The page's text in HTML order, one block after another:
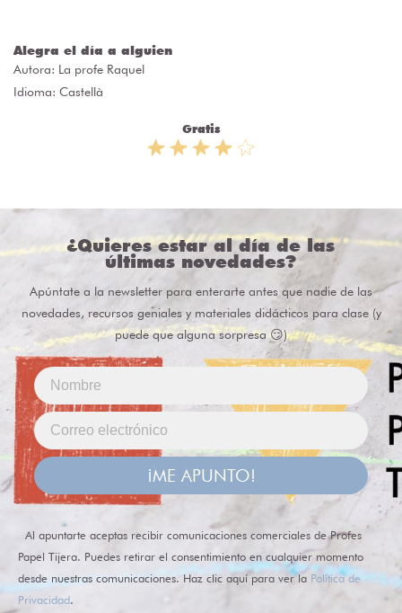
Alegra el día a alguien
Autora: La profe Raquel
Idioma: Castellà
Gratis
¿Quieres estar al día de las
últimas novedades?
Apúntate a la newsletter para enterarte antes que nadie de las
novedades, recursos geniales y materiales didácticos para clase (y
puede que alguna sorpresa 😏)
¡ME APUNTO!
Al apuntarte aceptas recibir comunicaciones comerciales de Profes
Papel Tijera. Puedes retirar el consentimiento en cualquier momento
desde nuestras comunicaciones. Haz clic aquí para ver la Política de
Privacidad.